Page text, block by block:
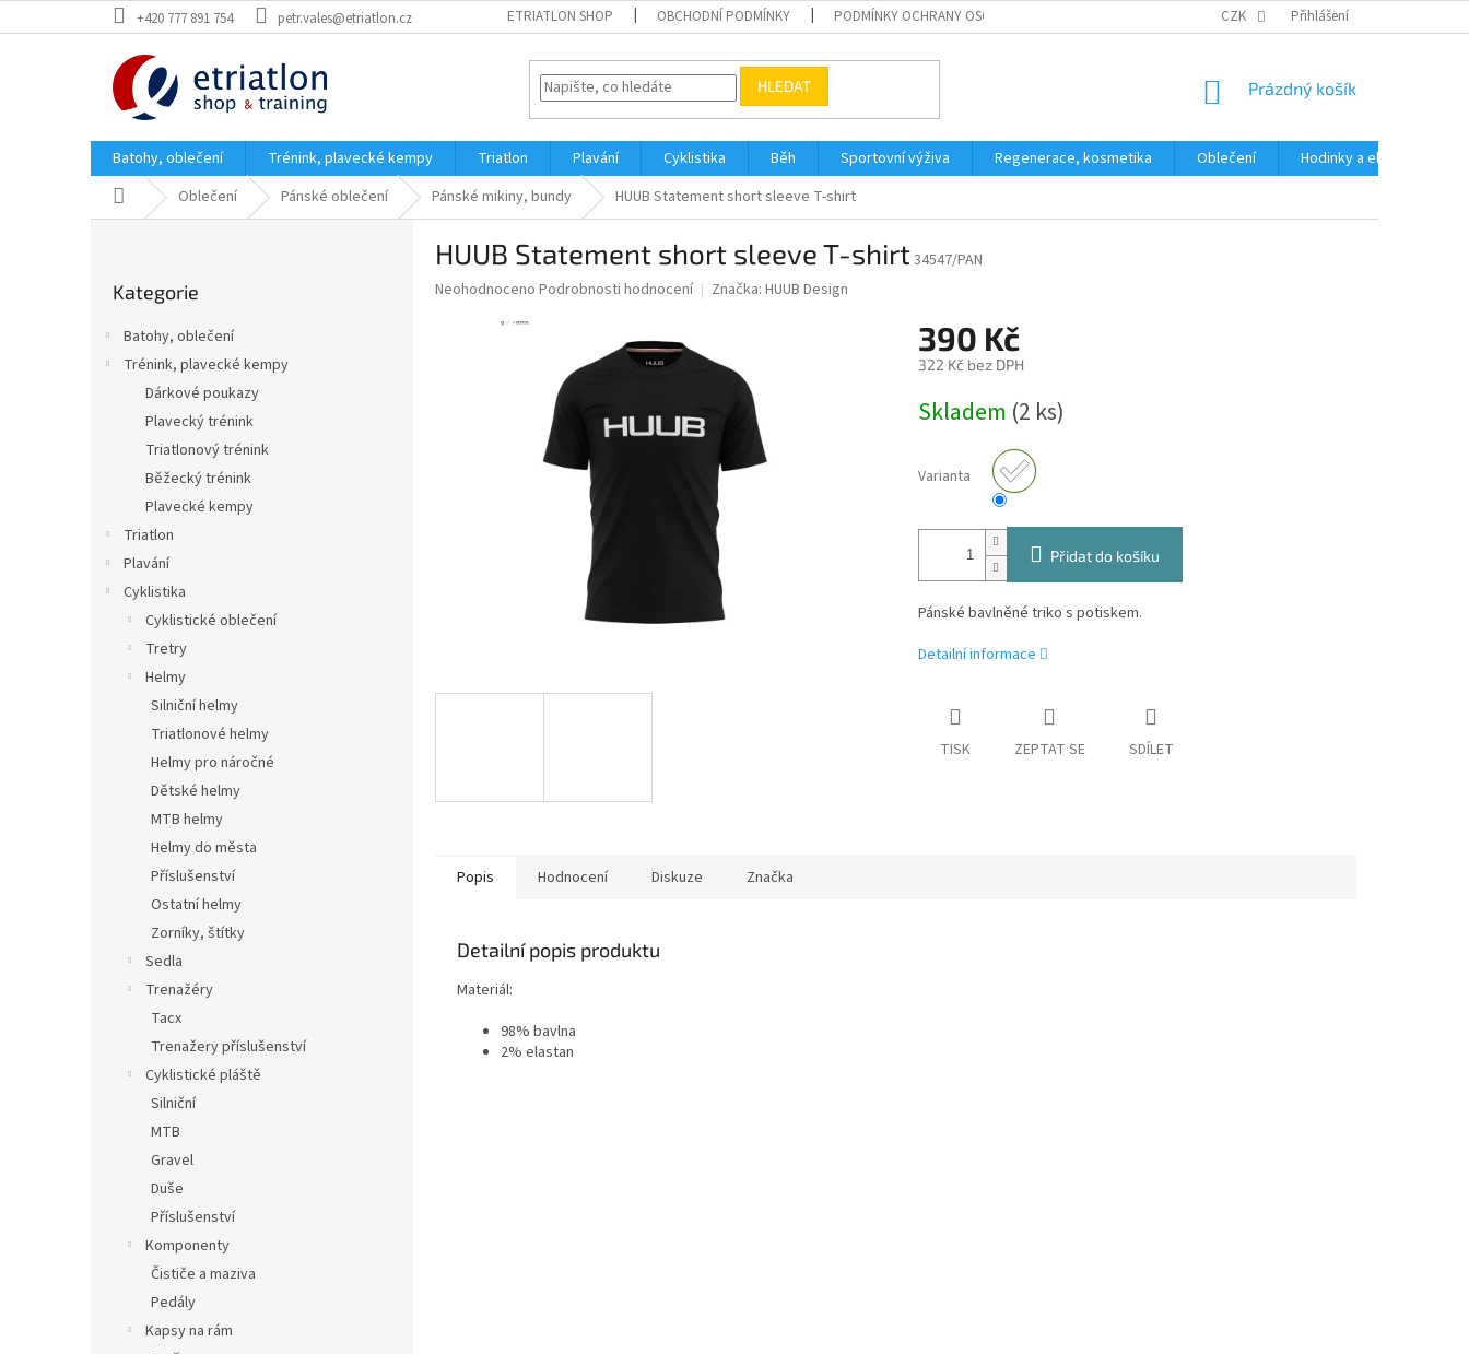
na
+420 777 891 754 petr.vales@etriatlon.cz ETRIATLON SHOP OBCHODNÍ PODMÍNKY PODMÍNKY OCHRANY OSOBNÍCH ÚDAJŮ CZK Přihlášení
HLEDAT
NÁKUPNÍ
Prázdný košík
Batohy, oblečení Trénink, plavecké kempy Triatlon Plavání Cyklistika Běh Sportovní výživa Regenerace, kosmetika Oblečení
Hodinky a elektronika
Domů Oblečení Pánské oblečení Pánské mikiny, bundy HUUB Statement short sleeve T-shirt
kategorie
Kategorie
Batohy, oblečení
Trénink, plavecké kempy
Dárkové poukazy
Plavecký trénink
Triatlonový trénink
Běžecký trénink
Plavecké kempy
Triatlon
Plavání
Cyklistika
Cyklistické oblečení
Tretry
Helmy
Silniční helmy
Triatlonové helmy
Helmy pro náročné
Dětské helmy
MTB helmy
Helmy do města
Příslušenství
Ostatní helmy
Zorníky, štítky
Sedla
Trenažéry
Tacx
Trenažery příslušenství
Cyklistické pláště
Silniční
MTB
Gravel
Duše
Příslušenství
Komponenty
Čističe a maziva
Pedály
Kapsy na rám
HUUB Statement short sleeve T-shirt34547/PAN
Průměrné
Neohodnoceno Podrobnosti hodnocení Značka: HUUB Design
390 Kč
322 Kč bez DPH
cena:
Skladem (2 ks)
Varianta
Přidat do košíku
Pánské bavlněné triko s potiskem.
Detailní informace
TISK ZEPTAT SE SDÍLET
Popis Hodnocení Diskuze Značka
Detailní popis produktu
Materiál:
98% bavlna
2% elastan